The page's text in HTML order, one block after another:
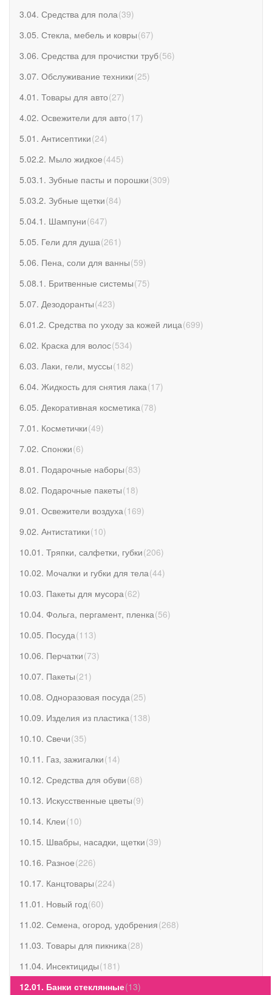
3.04. Средства для пола(39)
3.05. Стекла, мебель и ковры(67)
3.06. Средства для прочистки труб(56)
3.07. Обслуживание техники(25)
4.01. Товары для авто(27)
4.02. Освежители для авто(17)
5.01. Антисептики(24)
5.02.2. Мыло жидкое(445)
5.03.1. Зубные пасты и порошки(309)
5.03.2. Зубные щетки(84)
5.04.1. Шампуни(647)
5.05. Гели для душа(261 )
5.06. Пена, соли для ванны(59)
5.08.1. Бритвенные системы(75)
5.07. Дезодоранты(423)
6.01.2. Средства по уходу за кожей лица(699)
6.02. Краска для волос(534)
6.03. Лаки, гели, муссы(182)
6.04. Жидкость для снятия лака(17)
6.05. Декоративная косметика(78)
7.01. Косметички(49)
7.02. Спонжи(6)
8.01. Подарочные наборы(83)
8.02. Подарочные пакеты(18)
9.01. Освежители воздуха(169)
9.02. Антистатики(10)
10.01. Тряпки, салфетки, губки(206)
10.02. Мочалки и губки для тела(44)
10.03. Пакеты для мусора(62)
10.04. Фольга, пергамент, пленка(56)
10.05. Посуда(113)
10.06. Перчатки(73)
10.07. Пакеты(21 )
10.08. Одноразовая посуда(25)
10.09. Изделия из пластика(138)
10.10. Свечи(35)
10.11. Газ, зажигалки(14)
10.12. Средства для обуви(68)
10.13. Искусственные цветы(9)
10.14. Клеи(10)
10.15. Швабры, насадки, щетки(39)
10.16. Разное(226)
10.17. Канцтовары(224)
11.01. Новый год(60)
11.02. Семена, огород, удобрения(268)
11.03. Товары для пикника(28)
11.04. Инсектициды(181 )
12.01. Банки стеклянные(13)